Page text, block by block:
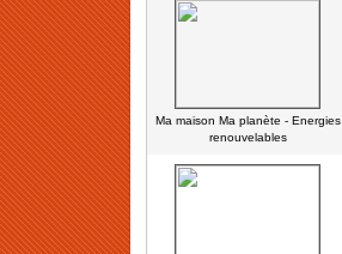
Ma maison Ma planète - Energies
renouvelables